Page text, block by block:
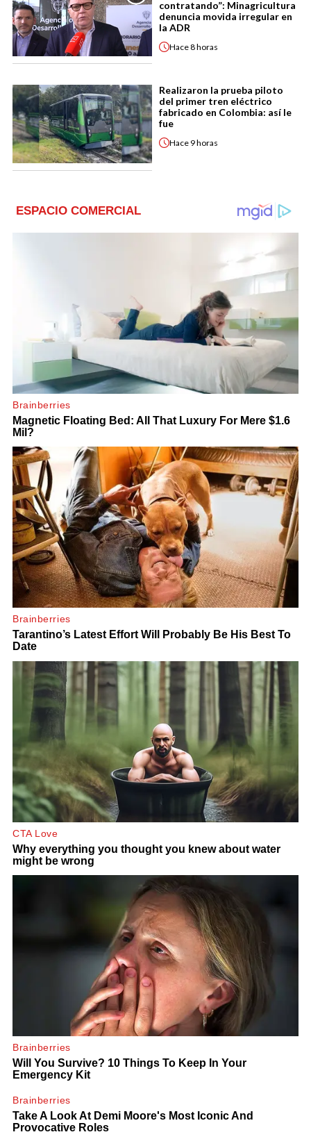
contratando”: Minagricultura
denuncia movida irregular en
la ADR
Hace8 horas
Realizaron la prueba piloto
del primer tren eléctrico
fabricado en Colombia: así le
fue
Hace 9 horas